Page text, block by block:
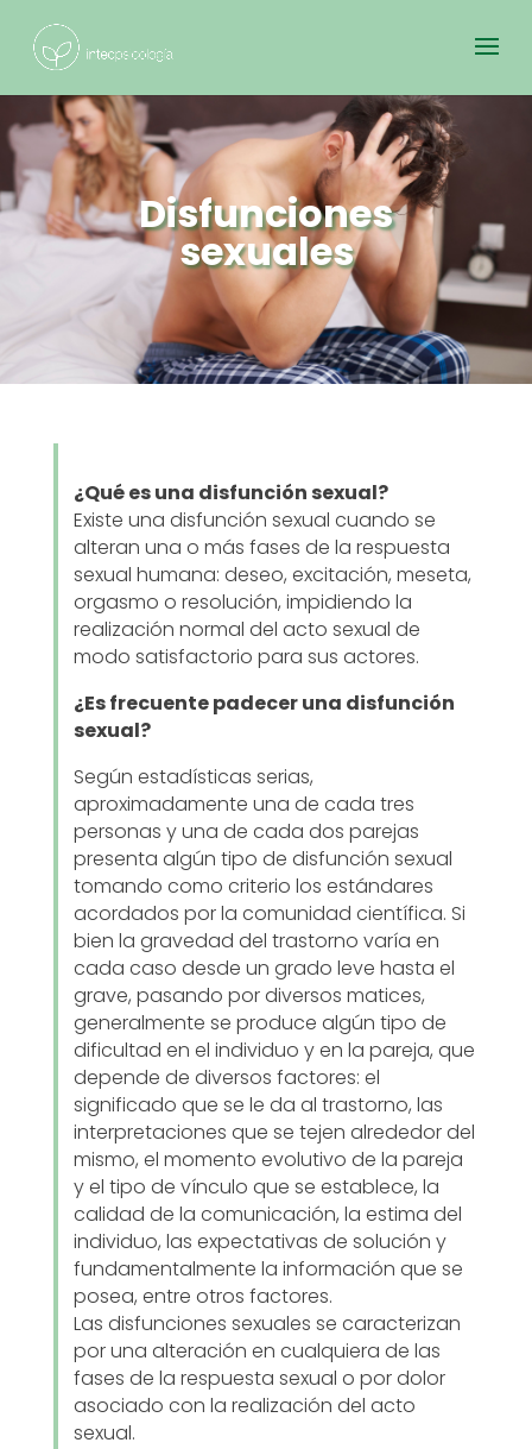
Disfunciones
sexuales
¿Qué es una disfunción sexual?
Existe una disfunción sexual cuando se
alteran una o más fases de la respuesta
sexual humana: deseo, excitación, meseta,
orgasmo o resolución, impidiendo la
realización normal del acto sexual de
modo satisfactorio para sus actores.
¿Es frecuente padecer una disfunción
sexual?
Según estadísticas serias,
aproximadamente una de cada tres
personas y una de cada dos parejas
presenta algún tipo de disfunción sexual
tomando como criterio los estándares
acordados por la comunidad científica. Si
bien la gravedad del trastorno varía en
cada caso desde un grado leve hasta el
grave, pasando por diversos matices,
generalmente se produce algún tipo de
dificultad en el individuo y en la pareja, que
depende de diversos factores: el
significado que se le da al trastorno, las
interpretaciones que se tejen alrededor del
mismo, el momento evolutivo de la pareja
y el tipo de vínculo que se establece, la
calidad de la comunicación, la estima del
individuo, las expectativas de solución y
fundamentalmente la información que se
posea, entre otros factores.
Las disfunciones sexuales se caracterizan
por una alteración en cualquiera de las
fases de la respuesta sexual o por dolor
asociado con la realización del acto
sexual.